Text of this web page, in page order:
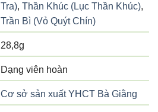
Tra), Thần Khúc (Lục Thần Khúc),
Trần Bì (Vỏ Quýt Chín)
28,8g
Dạng viên hoàn
Cơ sở sản xuất YHCT Bà Giằng